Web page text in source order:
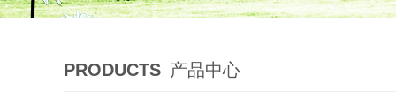
PRODUCTS 产品中心